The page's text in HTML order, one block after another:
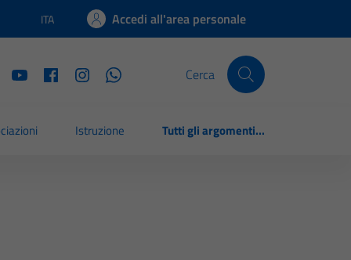
Lingua attiva:
ITA Accedi all'area personale
Cerca
Istruzione Tutti gli argomenti...